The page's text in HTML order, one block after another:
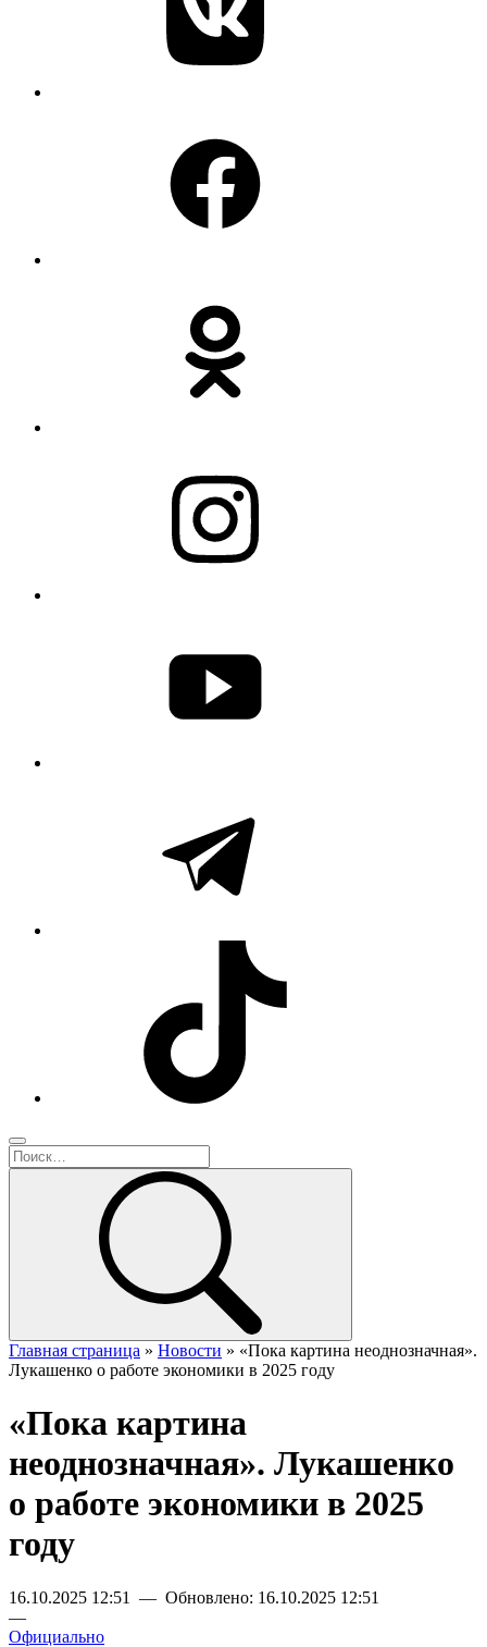
Главная страница » Новости » «Пока картина неоднозначная».
Лукашенко о работе экономики в 2025 году
«Пока картина
неоднозначная». Лукашенко
о работе экономики в 2025
году
16.10.2025 12:51 — Обновлено: 16.10.2025 12:51
—
Официально